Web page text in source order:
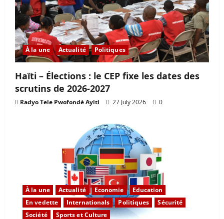
À la une Actualité Politiques
Haïti – Élections : le CEP fixe les dates des
scrutins de 2026-2027
Radyo Tele Pwofondè Ayiti 27 July 2026 0
À la une Actualité Economie
Education
En vedette
Internationals Politiques
Sécurité
Société
Sports et Culture